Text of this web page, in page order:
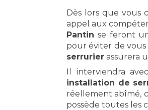
Dès lors que vous
appel aux
Pantin se feront
pour éviter de
serrurier assurera
Il interviendra
installation de
réellement abîmé,
possède toutes les